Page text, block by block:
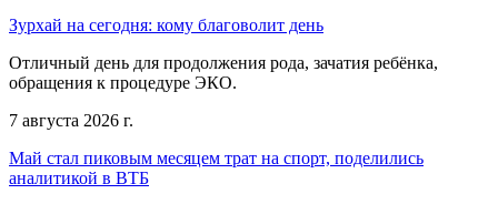
Зурхай на сегодня: кому благоволит день
Отличный день для продолжения рода, зачатия ребёнка,
обращения к процедуре ЭКО.
7 августа 2026 г.
Май стал пиковым месяцем трат на спорт, поделились
аналитикой в ВТБ